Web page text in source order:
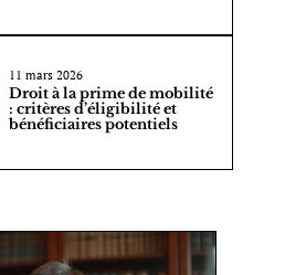
11 mars 2026
Droit à la prime de mobilité
: critères d’éligibilité et
bénéficiaires potentiels